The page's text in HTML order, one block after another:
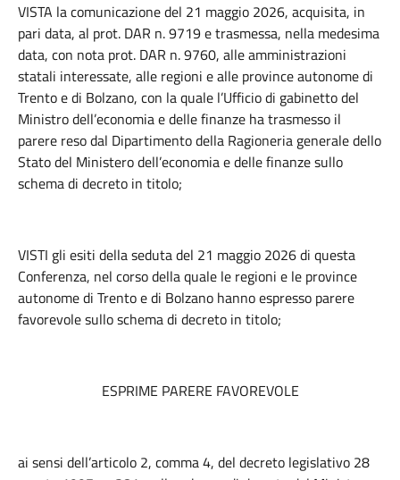
VISTA la comunicazione del 21 maggio 2026, acquisita, in
pari data, al prot. DAR n. 9719 e trasmessa, nella medesima
data, con nota prot. DAR n. 9760, alle amministrazioni
statali interessate, alle regioni e alle province autonome di
Trento e di Bolzano, con la quale l’Ufficio di gabinetto del
Ministro dell’economia e delle finanze ha trasmesso il
parere reso dal Dipartimento della Ragioneria generale dello
Stato del Ministero dell’economia e delle finanze sullo
schema di decreto in titolo;
VISTI gli esiti della seduta del 21 maggio 2026 di questa
Conferenza, nel corso della quale le regioni e le province
autonome di Trento e di Bolzano hanno espresso parere
favorevole sullo schema di decreto in titolo;
ESPRIME PARERE FAVOREVOLE
ai sensi dell’articolo 2, comma 4, del decreto legislativo 28